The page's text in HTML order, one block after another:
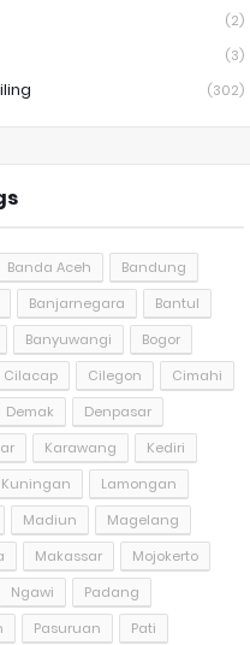
(2)
(3)
(302)
Banda Aceh
Bandung
Banjarnegara
Bantul
Banyuwangi
Bogor
Cilacap Cilegon
Cimahi
Demak
Denpasar
Karawang
Kediri
Kuningan
Lamongan
Madiun
Magelang
Makassar
Mojokerto
Ngawi
Padang
Pasuruan
Pati